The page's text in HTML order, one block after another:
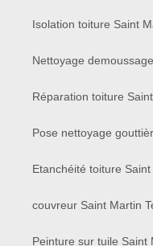
Isolation toiture Saint
Nettoyage
Réparation toiture
Pose nettoyage
Etanchéité toiture
couvreur Saint Martin
Peinture sur tuile Saint